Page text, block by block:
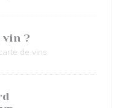
vin ?
de vins